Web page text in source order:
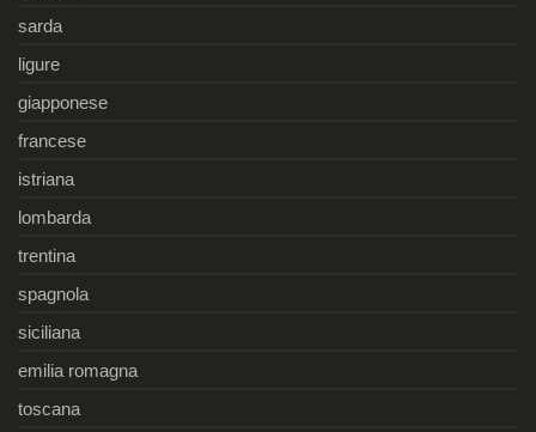
sarda
ligure
giapponese
francese
istriana
lombarda
trentina
spagnola
siciliana
emilia romagna
toscana